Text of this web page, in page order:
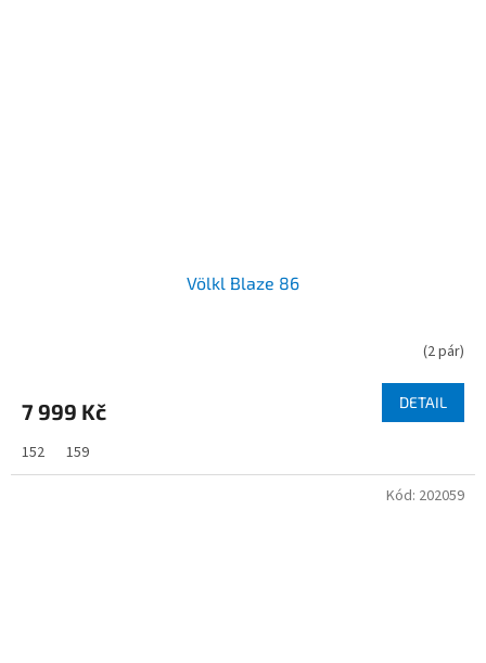
Völkl Blaze 86
(2 pár)
7 999 Kč DETAIL
152 159
Kód: 202059